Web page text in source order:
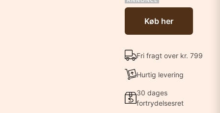
Køb her
Fri fragt over kr. 799
Hurtig levering
30 dages
fortrydelsesret